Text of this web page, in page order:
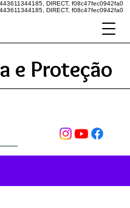
DIRECT, f08c47fec0942fa0
DIRECT, f08c47fec0942fa0
e Proteção